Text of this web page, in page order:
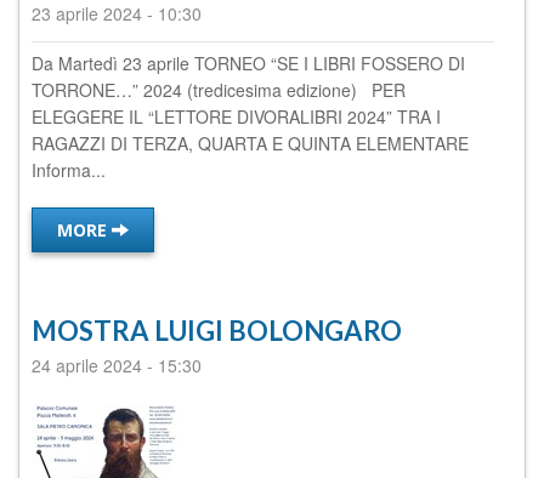
23 aprile 2024 - 10:30
Da Martedì 23 aprile TORNEO “SE I LIBRI FOSSERO DI
TORRONE…” 2024 (tredicesima edizione) PER
ELEGGERE IL “LETTORE DIVORALIBRI 2024” TRA I
RAGAZZI DI TERZA, QUARTA E QUINTA ELEMENTARE
Informa...
MORE
MOSTRA LUIGI BOLONGARO
24 aprile 2024 - 15:30